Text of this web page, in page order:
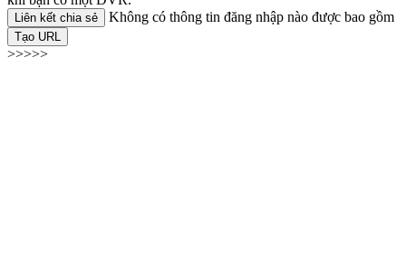
Liên kết chia sẻ Không có thông tin đăng nhập nào được bao gồm
Tạo URL
>>>>>